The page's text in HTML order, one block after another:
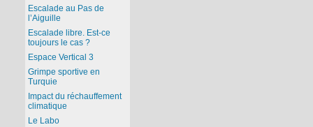
Escalade au Pas de
l’Aiguille
Escalade libre. Est-ce
toujours le cas ?
Espace Vertical 3
Grimpe sportive en
Turquie
Impact du réchauffement
climatique
Le Labo